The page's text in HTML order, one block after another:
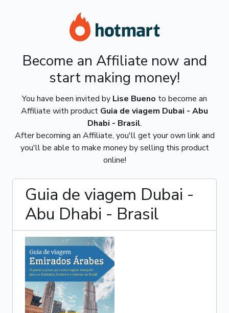
Become an Affiliate now and
start making money!
You have been invited by Lise Bueno to become an
Affiliate with product Guia de viagem Dubai - Abu
Dhabi - Brasil.
After becoming an Affiliate, you'll get your own link and
you'll be able to make money by selling this product
online!
Guia de viagem Dubai -
Abu Dhabi - Brasil